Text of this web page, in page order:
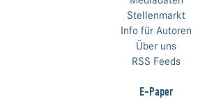
Stellenmarkt
Info für Autoren
Über uns
RSS Feeds
E-Paper